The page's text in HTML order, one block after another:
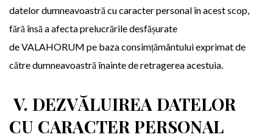
datelor dumneavoastră cu caracter personal în acest scop,
fără însă a afecta prelucrările desfășurate
de VALAHORUM pe baza consimțământului exprimat de
către dumneavoastră înainte de retragerea acestuia.
V. DEZVĂLUIREA DATELOR
CU CARACTER PERSONAL